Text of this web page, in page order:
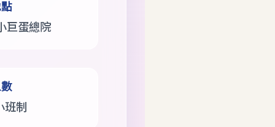
巨蛋總院
班制